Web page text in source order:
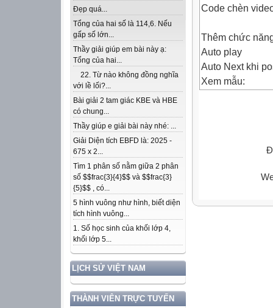
Đẹp quá...
Tổng của hai số là 114,6. Nếu
gấp số lớn...
Thầy giải giúp em bài này ạ:
Tổng của hai...
22. Từ nào không đồng nghĩa
với lề lối?...
Bài giải 2 tam giác KBE và HBE
có chung...
Thầy giúp e giải bài này nhé: ...
Giải Diện tích EBFD là: 2025 -
675 x 2...
Tìm 1 phân số nằm giữa 2 phân
số $$frac{3}{4}$$ và $$frac{3}
{5}$$ , có...
5 hình vuông như hình, biết diện
tích hình vuông...
1. Số học sinh của khối lớp 4,
khối lớp 5...
LỊCH SỬ VIỆT NAM
THÀNH VIÊN TRỰC TUYẾN
Code chèn
Thêm chức
Auto play
Auto Next khi
Xem mẫu: